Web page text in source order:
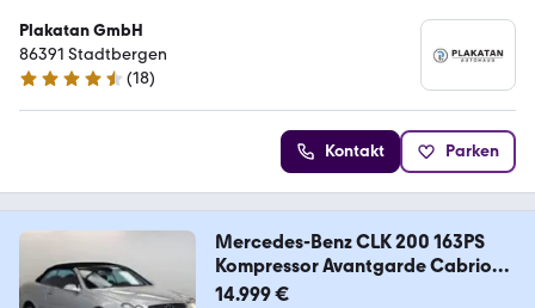
Plakatan GmbH
86391 Stadtbergen
4.6 Sterne
(18)
Kontakt Parken
Mercedes-Benz CLK 200 163PS
Kompressor Avantgarde Cabrio
PDC
14.999 €